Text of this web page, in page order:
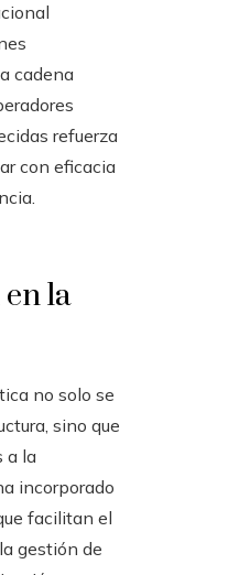
cadena
refuerza
con eficacia
la
no solo se
sino que
a la
incorporado
facilitan el
gestión de